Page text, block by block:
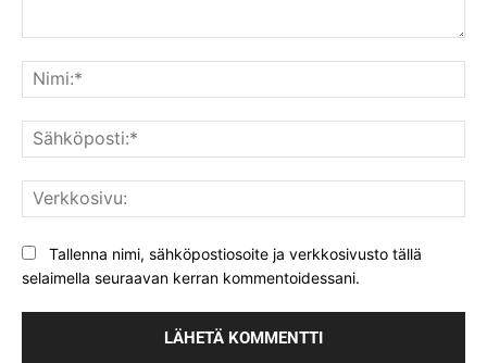
Tallenna nimi, sähköpostiosoite ja verkkosivusto tällä
selaimella seuraavan kerran kommentoidessani.